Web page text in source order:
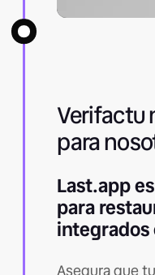
Verifactu
para
Last.app
para
integrados